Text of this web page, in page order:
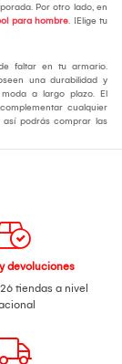
Por otro lado, en
para hombre. ¡Elige tu
faltar en tu armario.
una durabilidad y
moda a largo plazo. El
cualquier
así podrás comprar las
devoluciones
tiendas a nivel